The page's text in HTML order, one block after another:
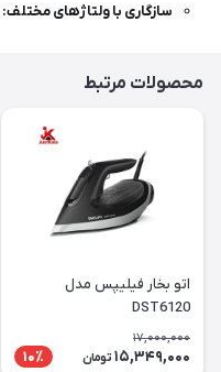
سازگاری با ولتاژهای مختلف:
محصولات مرتبط
اتو بخار فیلیپس مدل
DST6120
17,000,000
15,349,000 تومان 10٪